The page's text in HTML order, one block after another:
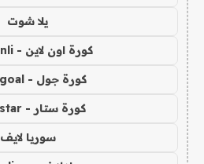
يلا شوت
كورة اون لاين - kora onli
كورة جول - kora goal
كورة ستار - kora star
سوريا لايف